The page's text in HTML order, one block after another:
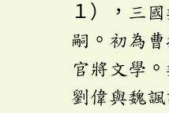
１），三
嗣。初為
官將文學
劉偉與魏